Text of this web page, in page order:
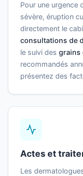
Pour une urgence
sévère, éruption
directement le
consultations de
le suivi des grains
recommandés
présentez des
Actes et
Les